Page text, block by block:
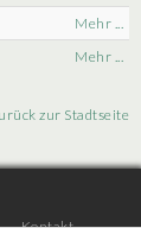
Mehr ...
Mehr ...
zur Stadtseite